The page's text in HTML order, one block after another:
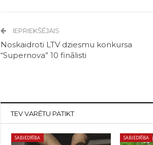
IEPRIEKŠĒJAIS
Noskaidroti LTV dziesmu konkursa
“Supernova” 10 finālisti
TEV VARĒTU PATIKT
SABIEDRĪBA SABIEDRĪBA